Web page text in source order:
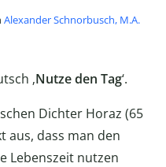
Alexander Schnorbusch, M.A.
‚Nutze den Tag‘.
Dichter Horaz (65
aus, dass man den
Lebenszeit nutzen